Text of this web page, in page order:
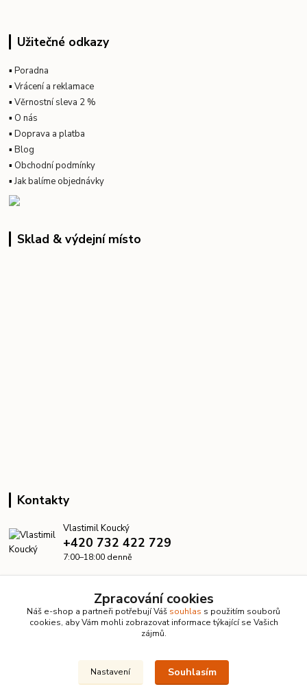
Užitečné odkazy
▪Poradna
▪Vrácení a reklamace
▪Věrnostní sleva 2 %
▪ O nás
▪Doprava a platba
▪Blog
▪ Obchodní podmínky
▪Jak balíme objednávky
Sklad & výdejní místo
Kontakty
Vlastimil Koucký
+420 732 422 729
7:00–18:00 denně
© 2026 KanalizaceLevne.cz · Všechna práva vyhrazena ·
Zpracování cookies
Náš e-shop a partneři potřebují Váš souhlas s použitím souborů
cookies, aby Vám mohli zobrazovat informace týkající se Vašich
zájmů.
Nastavení Souhlasím